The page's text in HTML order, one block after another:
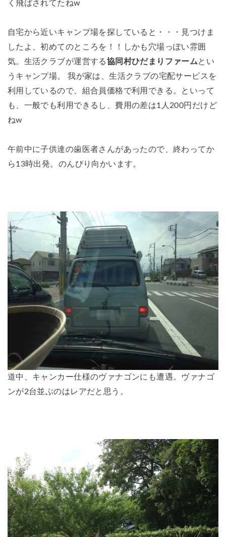
く飛ばされてたねw
自宅から近いキャンプ場を探していると・・・見つけま
したよ、初めてのところを！！しかも穴場っぽい雰囲
気。生活クラブが運営する協同村ひだまりファームとい
うキャンプ場。 我が家は、生活クラブの宅配サービスを
利用しているので、組合員価格で利用できる。といって
も、一般でも利用できるし、費用の差は1人200円だけど
ねw
午前中に子供達の歯医者さんがあったので、終わってか
ら13時出発。のんびり向かいます。
道中、キャンカー仕様のヴァナゴンにも遭遇。ヴァナゴ
ンが2台並ぶのはレアだと思う。